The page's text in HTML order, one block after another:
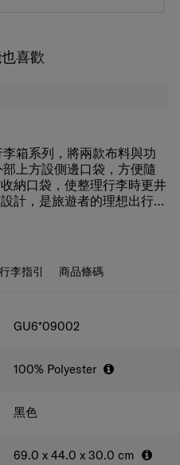
喜歡
箱系列，將兩款布料與功
上方設側邊口袋，方便隨
納口袋，使整理行李時更井
計，是旅遊者的理想出行之
李指引 商品條碼
GU6*09002
100% Polyester
黑色
69.0 x 44.0 x 30.0 cm